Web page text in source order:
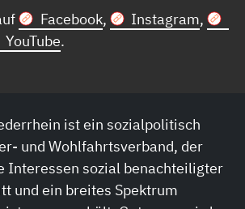
Facebook, Instagram,
YouTube.
ist ein sozialpolitisch
und Wohlfahrtsverband, der
Interessen sozial benachteiligter
und ein breites Spektrum